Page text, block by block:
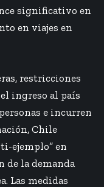
significativo en
en viajes en
restricciones
ingreso al país
e incurren
Chile
ejemplo” en
de la demanda
Las medidas